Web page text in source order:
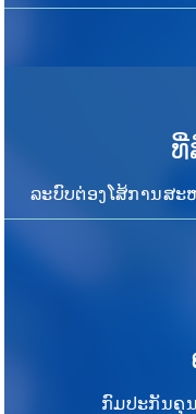
ລະບົບຕ່ອງໂສ້ການສ
ກົມປະກັນຄຸ